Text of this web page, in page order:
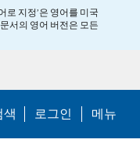
로 지정’은 영어를 미국
서의 영어 버전은 모든
색 Help Menu
로그인 메뉴